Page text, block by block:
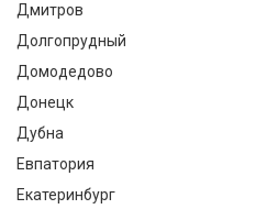
Дмитров
Долгопрудный
Домодедово
Донецк
Дубна
Евпатория
Екатеринбург